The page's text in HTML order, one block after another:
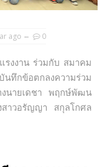
ago 0
งงาน ร่วมกับ สมาคม
นทึกข้อตกลงความร่วม
งนายเดชา พฤกษ์พัฒน
าวอรัญญา สกุลโกศล